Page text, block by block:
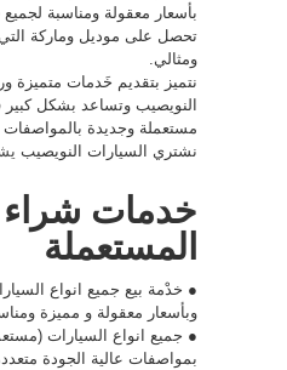
بأسعار معقولة ومناسبة
تحصل على موديل وماركة
ومثالي.
نتميز بتقديم خَدمات متميزة
النويصيب وتساعد بشكل
مستعملة وجديدة بالمواصفات
نشتري السيارات النويصيب
خدمات شراء
المستعملة
● خدْمة بيع جميع انواع
وبأسعار معقولة و مميزة
● جميع انواع السيارات
بمواصفات عالية الجودة